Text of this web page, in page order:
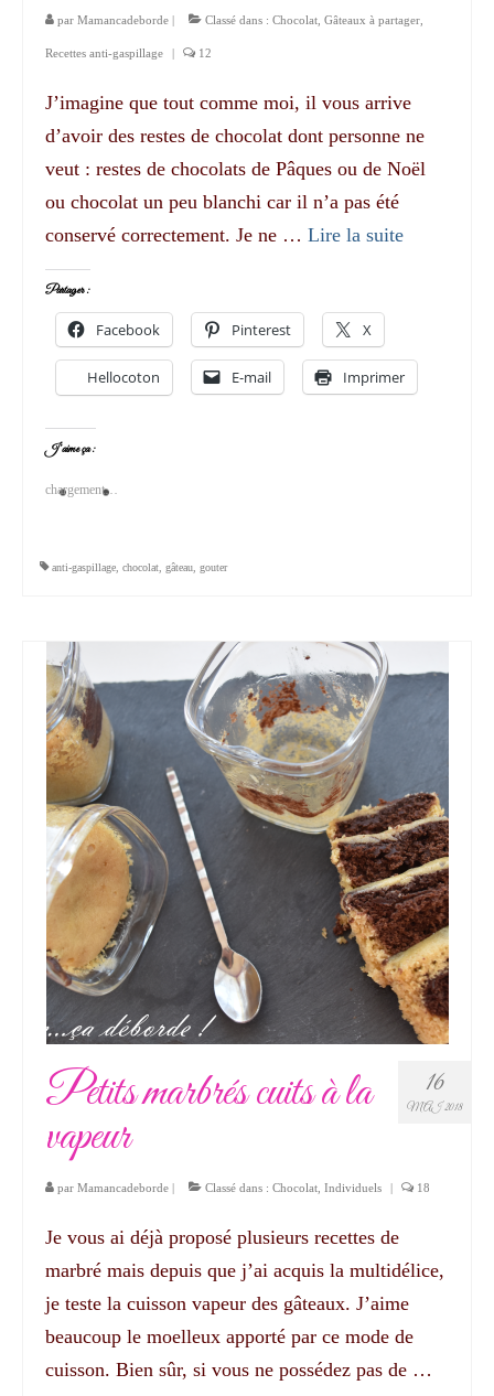
par Mamancadeborde | Classé dans : Chocolat Gâteaux à partager
Recettes anti-gaspillage | 12
J’imagine que tout comme moi, il vous arrive
d’avoir des restes de chocolat dont personne ne
veut : restes de chocolats de Pâques ou de Noël
ou chocolat un peu blanchi car il n’a pas été
conservé correctement. Je ne … Lire la suite­­
Partager :
Facebook Pinterest X
Hellocoton E-mail Imprimer
J’aime ça :
chargement…
anti-gaspillage chocolat gâteau gouter
16
MAI 2018
Petits marbrés cuits à la
vapeur
par Mamancadeborde | Classé dans : Chocolat Individuels | 18
Je vous ai déjà proposé plusieurs recettes de
marbré mais depuis que j’ai acquis la multidélice,
je teste la cuisson vapeur des gâteaux. J’aime
beaucoup le moelleux apporté par ce mode de
cuisson. Bien sûr, si vous ne possédez pas de …